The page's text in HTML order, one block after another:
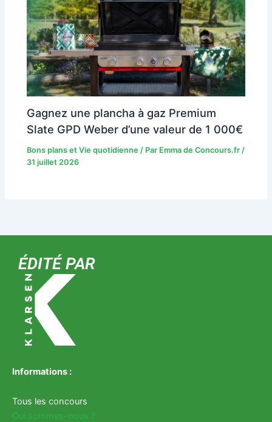
Gagnez une plancha à gaz Premium
Slate GPD Weber d’une valeur de 1 000€
Bons plans et Vie quotidienne / Par Emma de Concours.fr/
31 juillet 2026
ÉDITÉ PAR
Informations :
Tous les concours
Qui sommes-nous ?